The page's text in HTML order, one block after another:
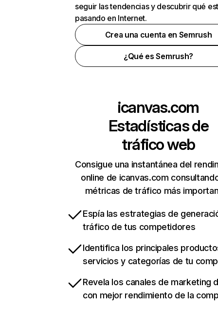
seguir las tendencias y descubrir qué
pasando en Internet.
Crea una cuenta en Semrush
¿Qué es Semrush?
icanvas.com
Estadísticas de
tráfico web
Consigue una instantánea del
online de icanvas.com
métricas de tráfico más
Espía las estrategias de
tráfico de tus competidores
Identifica los principales
servicios y categorías de tu
Revela los canales de marketing
con mejor rendimiento de la